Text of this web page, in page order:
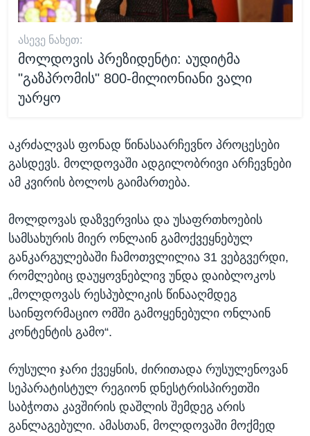
ᲐᲡᲔᲕᲔ ᲜᲐᲮᲔᲗ:
მოლდოვის პრეზიდენტი: აუდიტმა
"გაზპრომის" 800-მილიონიანი ვალი
უარყო
აკრძალვას ფონად წინასაარჩევნო პროცესები
გასდევს. მოლდოვაში ადგილობრივი არჩევნები
ამ კვირის ბოლოს გაიმართება.
მოლდოვას დაზვერვისა და უსაფრთხოების
სამსახურის მიერ ონლაინ გამოქვეყნებულ
განკარგულებაში ჩამოთვლილია 31 ვებგვერდი,
რომლებიც დაუყოვნებლივ უნდა დაიბლოკოს
„მოლდოვას რესპუბლიკის წინააღმდეგ
საინფორმაციო ომში გამოყენებული ონლაინ
კონტენტის გამო“.
რუსული ჯარი ქვეყნის, ძირითადა რუსულენოვან
სეპარატისტულ რეგიონ დნესტრისპირეთში
საბჭოთა კავშირის დაშლის შემდეგ არის
განლაგებული. ამასთან, მოლდოვაში მოქმედ